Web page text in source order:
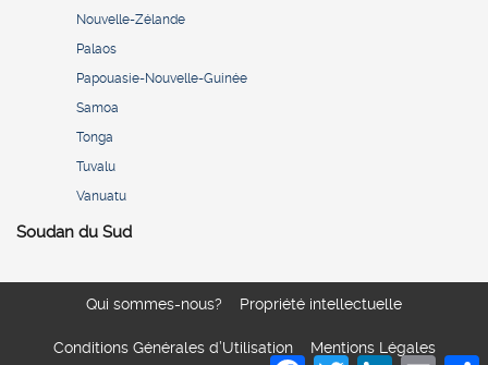
Nouvelle-Zélande
Palaos
Papouasie-Nouvelle-Guinée
Samoa
Tonga
Tuvalu
Vanuatu
Soudan du Sud
Qui sommes-nous? Propriété intellectuelle
Conditions Générales d’Utilisation
Mentions Légales